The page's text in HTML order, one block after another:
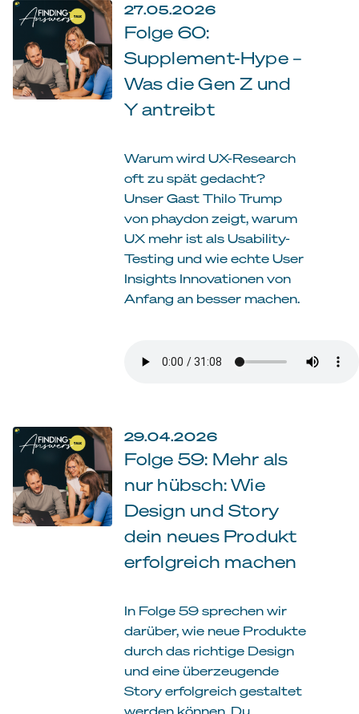
27.05.2026
Folge 60:
Supplement-Hype –
Was die Gen Z und
Y antreibt
Warum wird UX-Research
oft zu spät gedacht?
Unser Gast Thilo Trump
von phaydon zeigt, warum
UX mehr ist als Usability-
Testing und wie echte User
Insights Innovationen von
Anfang an besser machen.
29.04.2026
Folge 59: Mehr als
nur hübsch: Wie
Design und Story
dein neues Produkt
erfolgreich machen
In Folge 59 sprechen wir
darüber, wie neue Produkte
durch das richtige Design
und eine überzeugende
Story erfolgreich gestaltet
werden können. Du